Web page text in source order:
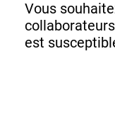
Vous
est